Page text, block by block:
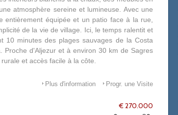
atmosphère sereine et lumineuse. Avec une
équipée et un patio face à la rue,
de la vie de village. Ici, le temps ralentit et
10 minutes des plages sauvages de la Costa
Proche d'Aljezur et à environ 30 km de Sagres
et accès facile à la côte.
Progr. une Visite
Plus d'information
€ 270.000